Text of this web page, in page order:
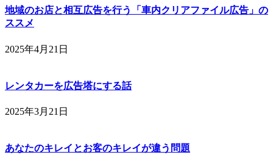
地域のお店と相互広告を行う「車内クリアファイル広告」の
ススメ
2025年4月21日
レンタカーを広告塔にする話
2025年3月21日
あなたのキレイとお客のキレイが違う問題